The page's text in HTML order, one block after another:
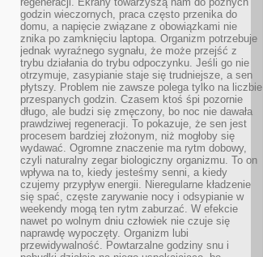
godzin wieczornych, praca często przenika do
domu, a napięcie związane z obowiązkami nie
znika po zamknięciu laptopa. Organizm potrzebuje
jednak wyraźnego sygnału, że może przejść z
trybu działania do trybu odpoczynku. Jeśli go nie
otrzymuje, zasypianie staje się trudniejsze, a sen
płytszy. Problem nie zawsze polega tylko na liczbie
przespanych godzin. Czasem ktoś śpi pozornie
długo, ale budzi się zmęczony, bo noc nie dawała
prawdziwej regeneracji. To pokazuje, że sen jest
procesem bardziej złożonym, niż mogłoby się
wydawać. Ogromne znaczenie ma rytm dobowy,
czyli naturalny zegar biologiczny organizmu. To on
wpływa na to, kiedy jesteśmy senni, a kiedy
czujemy przypływ energii. Nieregularne kładzenie
się spać, częste zarywanie nocy i odsypianie w
weekendy mogą ten rytm zaburzać. W efekcie
nawet po wolnym dniu człowiek nie czuje się
naprawdę wypoczęty. Organizm lubi
przewidywalność. Powtarzalne godziny snu i